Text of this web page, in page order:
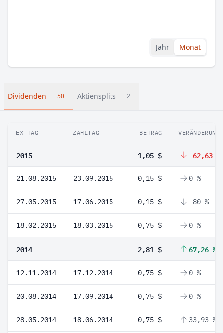
Jahr Monat
Dividenden 50 Aktiensplits 2
EX-TAG ZAHLTAG BETRAG VERÄNDERUNG
2015 1,05 $ -62,63 %
21.08.2015 23.09.2015 0,15 $ 0 %
27.05.2015 17.06.2015 0,15 $ -80 %
18.02.2015 18.03.2015 0,75 $ 0 %
2014 2,81 $ 67,26 %
12.11.2014 17.12.2014 0,75 $ 0 %
20.08.2014 17.09.2014 0,75 $ 0 %
28.05.2014 18.06.2014 0,75 $ 33,93 %